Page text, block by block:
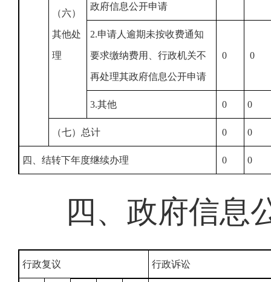
（六）
其他处
理
政府信息公开申请
2.申请人逾期未按收费通知
要求缴纳费用、行政机关不
再处理其政府信息公开申请
0 0
3.其他 0 0
（七）总计 0 0
四、结转下年度继续办理 0 0
四、政府信息
行政复议 行政诉讼